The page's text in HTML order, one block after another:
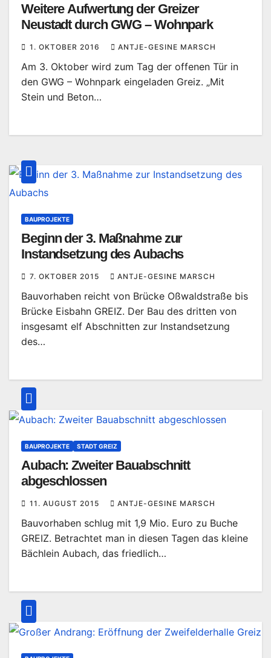
Weitere Aufwertung der Greizer
Neustadt durch GWG – Wohnpark
1. OKTOBER 2016 ANTJE-GESINE MARSCH
Am 3. Oktober wird zum Tag der offenen Tür in
den GWG – Wohnpark eingeladen Greiz. „Mit
Stein und Beton…
BAUPROJEKTE
Beginn der 3. Maßnahme zur
Instandsetzung des Aubachs
7. OKTOBER 2015 ANTJE-GESINE MARSCH
Bauvorhaben reicht von Brücke Oßwaldstraße bis
Brücke Eisbahn GREIZ. Der Bau des dritten von
insgesamt elf Abschnitten zur Instandsetzung
des…
BAUPROJEKTE STADT GREIZ
Aubach: Zweiter Bauabschnitt
abgeschlossen
11. AUGUST 2015 ANTJE-GESINE MARSCH
Bauvorhaben schlug mit 1,9 Mio. Euro zu Buche
GREIZ. Betrachtet man in diesen Tagen das kleine
Bächlein Aubach, das friedlich…